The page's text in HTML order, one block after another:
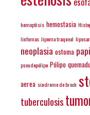
hemoptisis hemostasia
linfomas lipoma traqueal
neoplasia ostoma
pseudopólipo Pólipo
aerea sindrome de brock
tuberculosis